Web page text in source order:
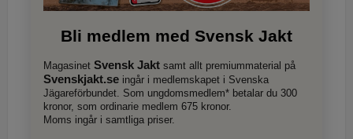
Bli medlem med Svensk Jakt
Magasinet Svensk Jakt samt allt premiummaterial på
Svenskjakt.se ingår i medlemskapet i Svenska
Jägareförbundet. Som ungdomsmedlem* betalar du 300
kronor, som ordinarie medlem 675 kronor.
Moms ingår i samtliga priser.